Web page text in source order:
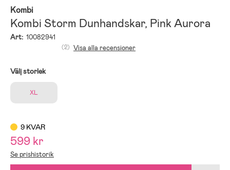
Kombi
Kombi Storm Dunhandskar, Pink Aurora
Art: 10082941
(2) Visa alla recensioner
Välj storlek
XL
9 KVAR
599 kr
Se prishistorik